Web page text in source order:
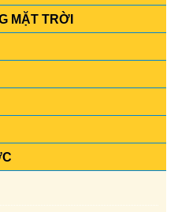
MẶT TRỜI